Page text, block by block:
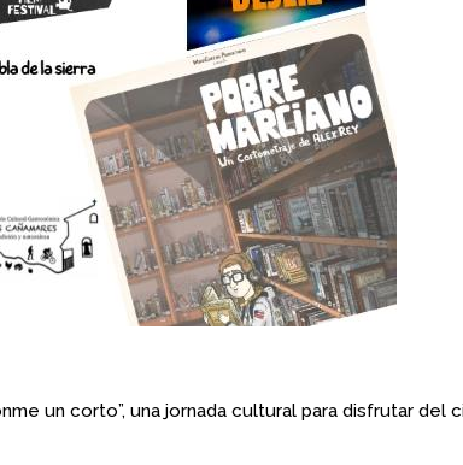
un corto”, una jornada cultural para disfrutar del